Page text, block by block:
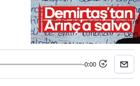
-0:00 15